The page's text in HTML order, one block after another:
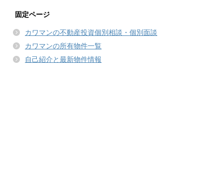
固定ページ
カワマンの不動産投資個別相談・個別面談
カワマンの所有物件一覧
自己紹介と最新物件情報